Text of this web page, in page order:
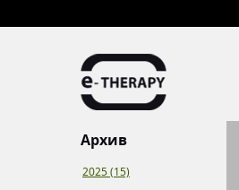
Архив
2025 (15)